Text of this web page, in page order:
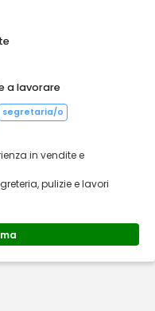
a lavorare
segretaria/o
in vendite e
pulizie e lavori